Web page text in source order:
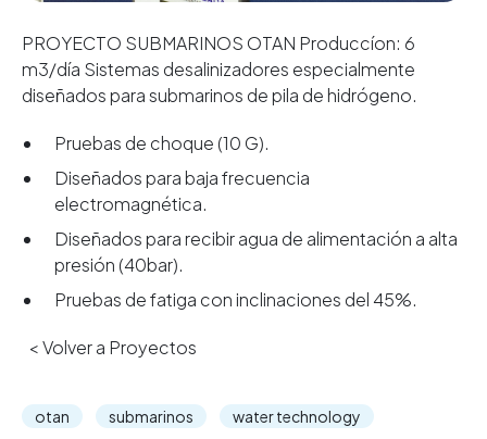
PROYECTO SUBMARINOS OTAN Produccíon: 6
m3/día Sistemas desalinizadores especialmente
diseñados para submarinos de pila de hidrógeno.
Pruebas de choque (10 G).
Diseñados para baja frecuencia
electromagnética.
Diseñados para recibir agua de alimentación a alta
presión (40bar).
Pruebas de fatiga con inclinaciones del 45%.
< Volver a Proyectos
otan submarinos water technology